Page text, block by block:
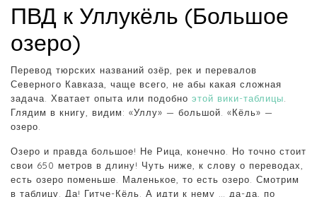
ПВД к Уллукёль (Большое
озеро)
Перевод тюрских названий озёр, рек и перевалов
Северного Кавказа, чаще всего, не абы какая сложная
задача. Хватает опыта или подобно этой вики-таблицы
Глядим в книгу, видим: «Уллу» — большой. «Кёль» —
озеро.
Озеро и правда большое! Не Рица, конечно. Но точно стоит
свои 650 метров в длину! Чуть ниже, к слову о переводах,
есть озеро поменьше. Маленькое, то есть озеро. Смотрим
в таблицу. Да! Гитче-Кёль. А идти к нему … да-да, по